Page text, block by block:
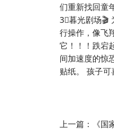
们重新找回童
3⃣️暮光剧场🎬
行操作，像飞
它！！！跌宕
间加速度的惊
贴纸。 孩子可
上一篇：
《